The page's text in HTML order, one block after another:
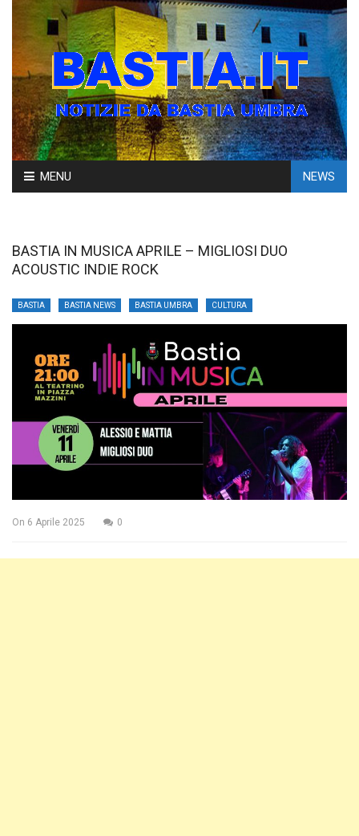
Skip
to
MENU NEWS
BASTIA IN MUSICA APRILE – MIGLIOSI DUO
ACOUSTIC INDIE ROCK
BASTIA BASTIA NEWS BASTIA UMBRA CULTURA
On 6 Aprile 2025 0